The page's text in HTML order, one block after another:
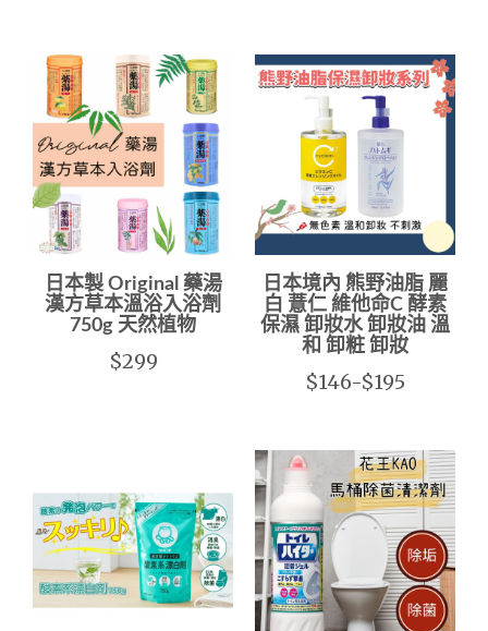
日本製 Original 藥湯
漢方草本溫浴入浴劑
750g 天然植物
$299
日本境內 熊野油脂 麗
白 薏仁 維他命C 酵素
保濕 卸妝水 卸妝油 溫
和 卸粧 卸妝
$146-$195